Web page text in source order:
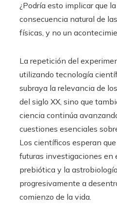
¿Podría esto implicar que
consecuencia natural de
físicas, y no un
La repetición del
utilizando tecnología
subraya la relevancia de
del siglo XX, sino que
ciencia continúa
cuestiones esenciales
Los científicos esperan
futuras investigaciones en
prebiótica y la
progresivamente a
comienzo de la vida.